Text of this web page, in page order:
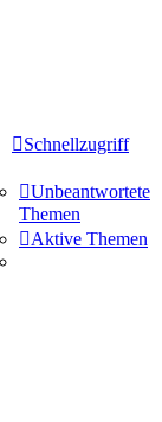
Schnellzugriff
Unbeantwortete
Themen
Aktive Themen